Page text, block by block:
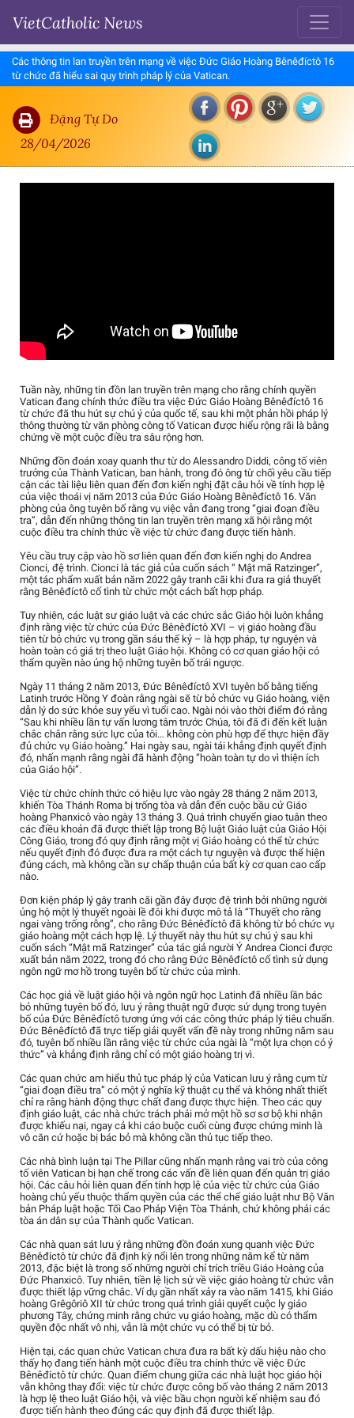
VietCatholic News
Các thông tin lan truyền trên mạng về việc Đức Giáo Hoàng Bênêđíctô 16
từ chức đã hiểu sai quy trình pháp lý của Vatican.
Đặng Tự Do
28/04/2026
Tuần này, những tin đồn lan truyền trên mạng cho rằng chính quyền
Vatican đang chính thức điều tra việc Đức Giáo Hoàng Bênêđíctô 16
từ chức đã thu hút sự chú ý của quốc tế, sau khi một phản hồi pháp lý
thông thường từ văn phòng công tố Vatican được hiểu rộng rãi là bằng
chứng về một cuộc điều tra sâu rộng hơn.
Những đồn đoán xoay quanh thư từ do Alessandro Diddi, công tố viên
trưởng của Thành Vatican, ban hành, trong đó ông từ chối yêu cầu tiếp
cận các tài liệu liên quan đến đơn kiến nghị đặt câu hỏi về tính hợp lệ
của việc thoái vị năm 2013 của Đức Giáo Hoàng Bênêđíctô 16. Văn
phòng của ông tuyên bố rằng vụ việc vẫn đang trong “giai đoạn điều
tra”, dẫn đến những thông tin lan truyền trên mạng xã hội rằng một
cuộc điều tra chính thức về việc từ chức đang được tiến hành.
Yêu cầu truy cập vào hồ sơ liên quan đến đơn kiến nghị do Andrea
Cionci, đệ trình. Cionci là tác giả của cuốn sách “ Mật mã Ratzinger”,
một tác phẩm xuất bản năm 2022 gây tranh cãi khi đưa ra giả thuyết
rằng Bênêđíctô cố tình từ chức một cách bất hợp pháp.
Tuy nhiên, các luật sư giáo luật và các chức sắc Giáo hội luôn khẳng
định rằng việc từ chức của Đức Bênêđíctô XVI – vị giáo hoàng đầu
tiên từ bỏ chức vụ trong gần sáu thế kỷ – là hợp pháp, tự nguyện và
hoàn toàn có giá trị theo luật Giáo hội. Không có cơ quan giáo hội có
thẩm quyền nào ủng hộ những tuyên bố trái ngược.
Ngày 11 tháng 2 năm 2013, Đức Bênêđíctô XVI tuyên bố bằng tiếng
Latinh trước Hồng Y đoàn rằng ngài sẽ từ bỏ chức vụ Giáo hoàng, viện
dẫn lý do sức khỏe suy yếu vì tuổi cao. Ngài nói vào thời điểm đó rằng
“Sau khi nhiều lần tự vấn lương tâm trước Chúa, tôi đã đi đến kết luận
chắc chắn rằng sức lực của tôi… không còn phù hợp để thực hiện đầy
đủ chức vụ Giáo hoàng.” Hai ngày sau, ngài tái khẳng định quyết định
đó, nhấn mạnh rằng ngài đã hành động “hoàn toàn tự do vì thiện ích
của Giáo hội”.
Việc từ chức chính thức có hiệu lực vào ngày 28 tháng 2 năm 2013,
khiến Tòa Thánh Roma bị trống tòa và dẫn đến cuộc bầu cử Giáo
hoàng Phanxicô vào ngày 13 tháng 3. Quá trình chuyển giao tuân theo
các điều khoản đã được thiết lập trong Bộ luật Giáo luật của Giáo Hội
Công Giáo, trong đó quy định rằng một vị Giáo hoàng có thể từ chức
nếu quyết định đó được đưa ra một cách tự nguyện và được thể hiện
đúng cách, mà không cần sự chấp thuận của bất kỳ cơ quan cao cấp
nào.
Đơn kiện pháp lý gây tranh cãi gần đây được đệ trình bởi những người
ủng hộ một lý thuyết ngoài lề đôi khi được mô tả là “Thuyết cho rằng
ngai vàng trống rỗng”, cho rằng Đức Bênêđíctô đã không từ bỏ chức vụ
giáo hoàng một cách hợp lệ. Lý thuyết này thu hút sự chú ý sau khi
cuốn sách “Mật mã Ratzinger” của tác giả người Ý Andrea Cionci được
xuất bản năm 2022, trong đó cho rằng Đức Bênêđíctô cố tình sử dụng
ngôn ngữ mơ hồ trong tuyên bố từ chức của mình.
Các học giả về luật giáo hội và ngôn ngữ học Latinh đã nhiều lần bác
bỏ những tuyên bố đó, lưu ý rằng thuật ngữ được sử dụng trong tuyên
bố của Đức Bênêđíctô tương ứng với các công thức pháp lý tiêu chuẩn.
Đức Bênêđíctô đã trực tiếp giải quyết vấn đề này trong những năm sau
đó, tuyên bố nhiều lần rằng việc từ chức của ngài là “một lựa chọn có ý
thức” và khẳng định rằng chỉ có một giáo hoàng trị vì.
Các quan chức am hiểu thủ tục pháp lý của Vatican lưu ý rằng cụm từ
“giai đoạn điều tra” có một ý nghĩa kỹ thuật cụ thể và không nhất thiết
chỉ ra rằng hành động thực chất đang được thực hiện. Theo các quy
định giáo luật, các nhà chức trách phải mở một hồ sơ sơ bộ khi nhận
được khiếu nại, ngay cả khi cáo buộc cuối cùng được chứng minh là
vô căn cứ hoặc bị bác bỏ mà không cần thủ tục tiếp theo.
Các nhà bình luận tại The Pillar cũng nhấn mạnh rằng vai trò của công
tố viên Vatican bị hạn chế trong các vấn đề liên quan đến quản trị giáo
hội. Các câu hỏi liên quan đến tính hợp lệ của việc từ chức của Giáo
hoàng chủ yếu thuộc thẩm quyền của các thể chế giáo luật như Bộ Văn
bản Pháp luật hoặc Tối Cao Pháp Viện Tòa Thánh, chứ không phải các
tòa án dân sự của Thành quốc Vatican.
Các nhà quan sát lưu ý rằng những đồn đoán xung quanh việc Đức
Bênêđíctô từ chức đã định kỳ nổi lên trong những năm kể từ năm
2013, đặc biệt là trong số những người chỉ trích triều Giáo Hoàng của
Đức Phanxicô. Tuy nhiên, tiền lệ lịch sử về việc giáo hoàng từ chức vẫn
được thiết lập vững chắc. Ví dụ gần nhất xảy ra vào năm 1415, khi Giáo
hoàng Grêgôriô XII từ chức trong quá trình giải quyết cuộc ly giáo
phương Tây, chứng minh rằng chức vụ giáo hoàng, mặc dù có thẩm
quyền độc nhất vô nhị, vẫn là một chức vụ có thể bị từ bỏ.
Hiện tại, các quan chức Vatican chưa đưa ra bất kỳ dấu hiệu nào cho
thấy họ đang tiến hành một cuộc điều tra chính thức về việc Đức
Bênêđíctô từ chức. Quan điểm chung giữa các nhà luật học giáo hội
vẫn không thay đổi: việc từ chức được công bố vào tháng 2 năm 2013
là hợp lệ theo luật Giáo hội, và việc bầu chọn người kế nhiệm sau đó
được tiến hành theo đúng các quy định đã được thiết lập.